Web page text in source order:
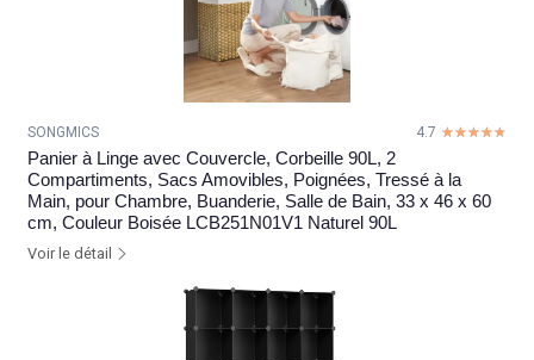
SONGMICS 4.7 ☆☆☆☆☆
★★★★★
Panier à Linge avec Couvercle, Corbeille 90L, 2
Compartiments, Sacs Amovibles, Poignées, Tressé à la
Main, pour Chambre, Buanderie, Salle de Bain, 33 x 46 x 60
cm, Couleur Boisée LCB251N01V1 Naturel 90L
Voir le détail